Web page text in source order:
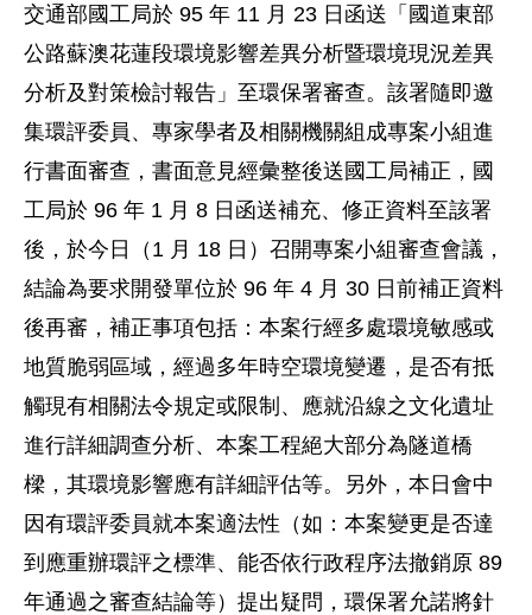
交通部國工局於 95 年 11 月 23 日函送「國道東部
公路蘇澳花蓮段環境影響差異分析暨環境現況差異
分析及對策檢討報告」至環保署審查。該署隨即邀
集環評委員、專家學者及相關機關組成專案小組進
行書面審查，書面意見經彙整後送國工局補正，國
工局於 96 年 1 月 8 日函送補充、修正資料至該署
後，於今日（1 月 18 日）召開專案小組審查會議，
結論為要求開發單位於 96 年 4 月 30 日前補正資料
後再審，補正事項包括：本案行經多處環境敏感或
地質脆弱區域，經過多年時空環境變遷，是否有抵
觸現有相關法令規定或限制、應就沿線之文化遺址
進行詳細調查分析、本案工程絕大部分為隧道橋
樑，其環境影響應有詳細評估等。另外，本日會中
因有環評委員就本案適法性（如：本案變更是否達
到應重辦環評之標準、能否依行政程序法撤銷原 89
年通過之審查結論等）提出疑問，環保署允諾將針